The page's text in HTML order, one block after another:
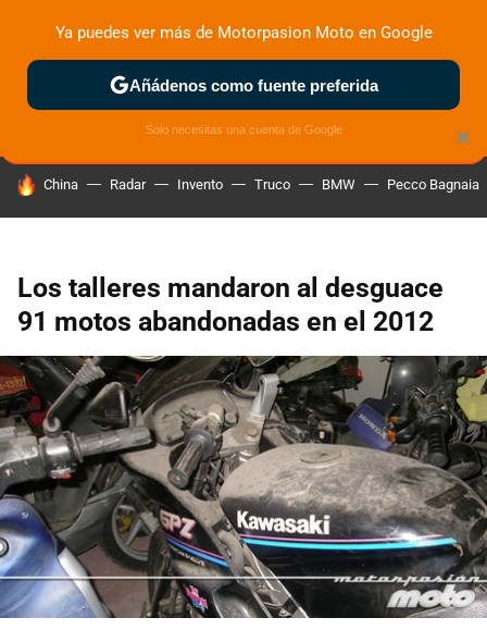
ZONA DE PRUEBAS DEPORTIVAS MOTOS ELÉCTRICAS
HOY SE HABLA DE
China Radar Invento Truco BMW Pecco Bagnaia
Los talleres mandaron al desguace
91 motos abandonadas en el 2012
×
Ya puedes ver más de Motorpasion Moto en Google
Añádenos como fuente preferida
Solo necesitas una cuenta de Google